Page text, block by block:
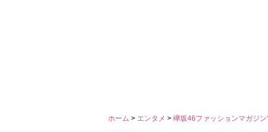
ホーム > エンタメ > 欅坂46ファッションマガジ